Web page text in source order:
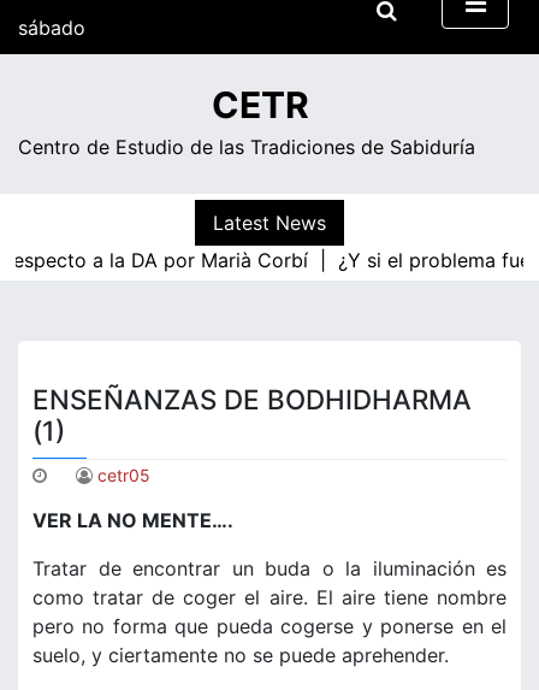
Skip
sábado
CETR
Centro de Estudio de las Tradiciones de Sabiduría
Latest News
a la DA por Marià Corbí |
¿Y si el problema
ENSEÑANZAS DE BODHIDHARMA
(1)
cetr05
VER LA NO MENTE….
Tratar de encontrar un buda o la iluminación es
como tratar de coger el aire. El aire tiene nombre
pero no forma que pueda cogerse y ponerse en el
suelo, y ciertamente no se puede aprehender.